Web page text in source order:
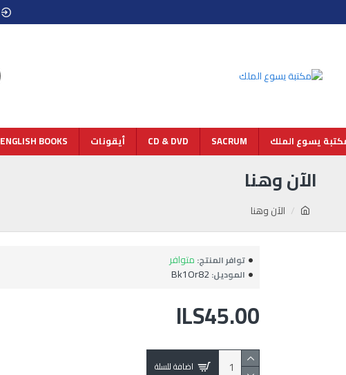
يسوع الملك SACRUM
CD & DVD أيقونات ENGLISH BOOKS
الآن وهنا
الآن وهنا
توافر المنتج: متوافر
الموديل:Bk1Or82
ILS45.00
اضافة للسلة